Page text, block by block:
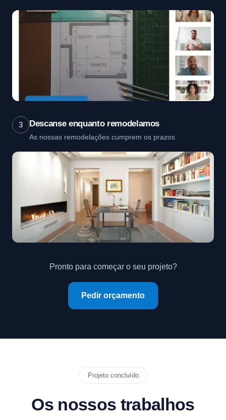
3 Descanse enquanto remodelamos
As nossas remodelações cumprem os prazos
Pronto para começar o seu projeto?
Pedir orçamento
Projeto concluído
Os nossos trabalhos